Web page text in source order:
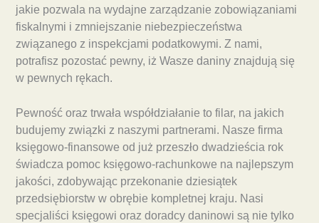
jakie pozwala na wydajne zarządzanie zobowiązaniami
fiskalnymi i zmniejszanie niebezpieczeństwa
związanego z inspekcjami podatkowymi. Z nami,
potrafisz pozostać pewny, iż Wasze daniny znajdują się
w pewnych rękach.
Pewność oraz trwała współdziałanie to filar, na jakich
budujemy związki z naszymi partnerami. Nasze firma
księgowo-finansowe od już przeszło dwadzieścia rok
świadcza pomoc księgowo-rachunkowe na najlepszym
jakości, zdobywając przekonanie dziesiątek
przedsiębiorstw w obrębie kompletnej kraju. Nasi
specjaliści księgowi oraz doradcy daninowi są nie tylko